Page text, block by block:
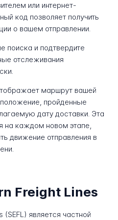
или интернет-
код позволяет получить
о вашем отправлении.
поиска и подтвердите
отслеживания
маршрут вашей
пройденные
дату доставки. Эта
на каждом новом этапе,
движение отправления в
Freight Lines
является частной